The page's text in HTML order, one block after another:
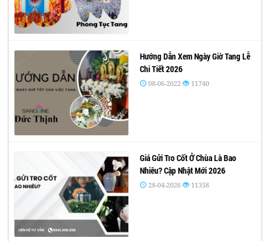
Hướng Dẫn Xem Ngày Giờ Tang Lễ
Chi Tiết 2026
08-06-2022 11740
Giá Gửi Tro Cốt Ở Chùa Là Bao
Nhiêu? Cập Nhật Mới 2026
28-04-2026 11358